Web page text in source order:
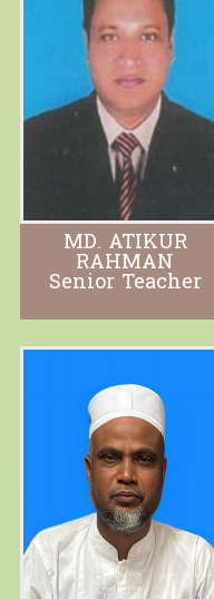
MD. ATIKUR
RAHMAN
Senior Teacher